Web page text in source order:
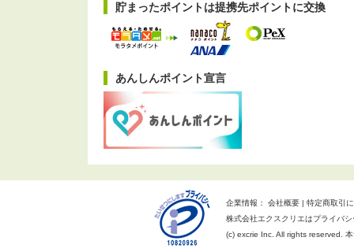
貯まったポイントは提携先ポイントに交換
あんしんポイント宣言
企業情報： 会社概要
特定商取引
株式会社エクスクリエはプライバ
(c) excrie Inc. All rights reserved.